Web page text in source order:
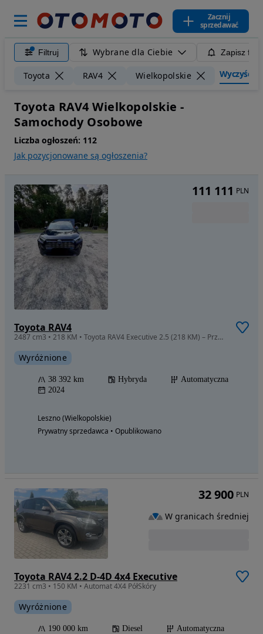
Zacznij
sprzedawać
Filtruj Wybrane dla Ciebie Zapisz
Toyota RAV4 Wielkopolskie Wyczyść
Toyota RAV4 Wielkopolskie -
Samochody Osobowe
Liczba ogłoszeń: 112
Jak pozycjonowane są ogłoszenia?
Toyota RAV4
2487 cm3 • 218 KM • Toyota RAV4 Executive 2.5 (218 KM) – Przejęcie leasingu
Wyróżnione
38 392 km Hybryda
Automatyczna
2024
Leszno (Wielkopolskie)
Prywatny sprzedawca • Opublikowano
111 111 PLN
Toyota RAV4 2.2 D-4D 4x4 Executive
2231 cm3 • 150 KM • Automat 4X4 PółSkóry
Wyróżnione
190 000 km Diesel
Automatyczna
32 900 PLN
W granicach średniej